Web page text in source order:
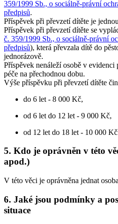
359/1999 Sb., o sociálně-právní
předpisů.
Příspěvek při převzetí dítěte je
Příspěvek při převzetí dítěte se
č. 359/1999 Sb., o sociálně-právní
předpisů), která převzala dítě do
jednorázově.
Příspěvek nenáleží osobě v evidenci
péče na přechodnou dobu.
Výše příspěvku při převzetí dítěte
do 6 let - 8 000 Kč,
od 6 let do 12 let - 9 000 Kč,
od 12 let do 18 let - 10 000
5. Kdo je oprávněn v této
apod.)
V této věci je oprávněna jednat
6. Jaké jsou podmínky a
situace